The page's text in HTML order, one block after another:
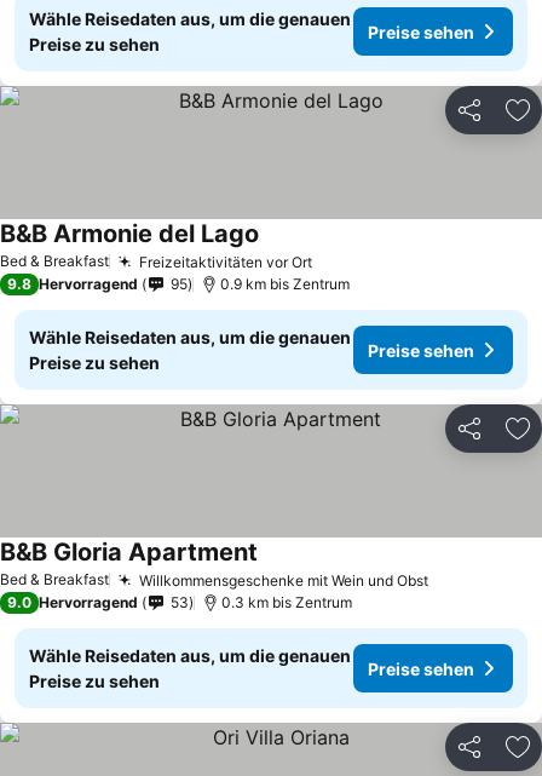
Wähle Reisedaten aus, um die genauen
Preise zu sehen
Preise sehen
Teilen
Bed & Breakfast Freizeitaktivitäten vor Ort
B&B Armonie del Lago
9.8 Hervorragend 95 0.9 km bis Zentrum
Wähle Reisedaten aus, um die genauen
Preise zu sehen
Preise sehen
Teilen
Bed & Breakfast Willkommensgeschenke mit Wein und Obst
B&B Gloria Apartment
9.0 Hervorragend 53 0.3 km bis Zentrum
Wähle Reisedaten aus, um die genauen
Preise zu sehen
Preise sehen
Teilen